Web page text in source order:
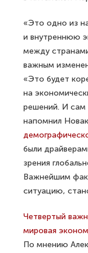
«Это одно из
и внутреннюю
между
важным
«Это будет
на
решений. И
напомнил
были
зрения
Важнейшим
ситуацию,
Четвертый
мировая
По мнению